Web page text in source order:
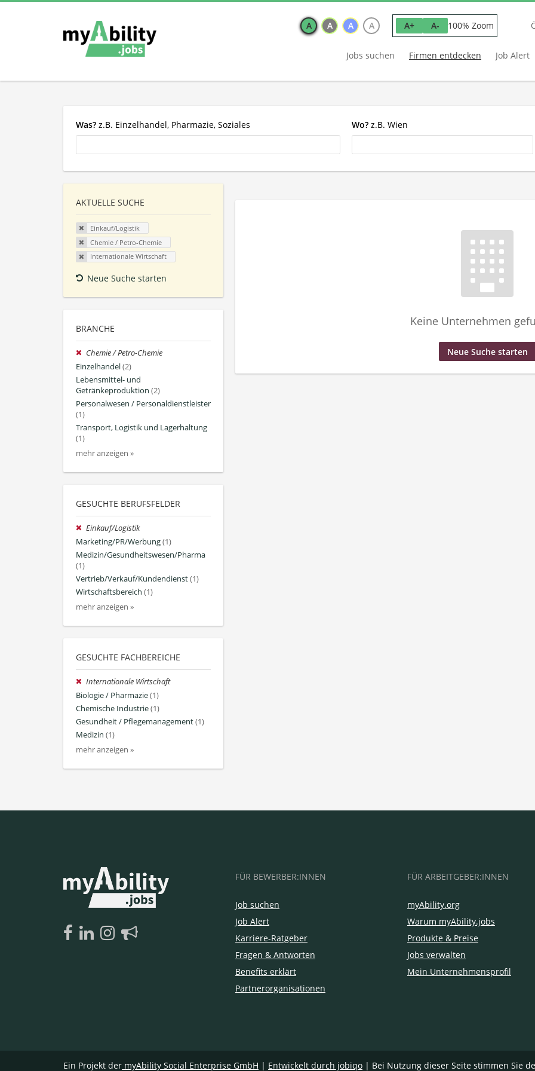
A A A A A+ A- 100% Zoom
Jobs suchen Firmen entdecken Job Alert
Was? z.B. Einzelhandel, Pharmazie, Soziales Wo? z.B. Wien
AKTUELLE SUCHE
Einkauf/Logistik
Chemie / Petro-Chemie
Internationale Wirtschaft
Neue Suche starten
BRANCHE
Chemie / Petro-Chemie
Einzelhandel(2)
Lebensmittel- und
Getränkeproduktion (2)
Personalwesen / Personaldienstleister
(1)
Transport, Logistik und Lagerhaltung
(1)
mehr anzeigen »
GESUCHTE BERUFSFELDER
Einkauf/Logistik
Marketing/PR/Werbung(1)
Medizin/Gesundheitswesen/Pharma
(1)
Vertrieb/Verkauf/Kundendienst(1)
Wirtschaftsbereich (1)
mehr anzeigen »
GESUCHTE FACHBEREICHE
Internationale Wirtschaft
Biologie / Pharmazie(1)
Chemische Industrie(1)
Gesundheit / Pflegemanagement(1)
Medizin (1)
mehr anzeigen »
Keine Unternehmen
Neue Suche starten
FÜR BEWERBER:INNEN
Job suchen
Job Alert
Karriere-Ratgeber
Fragen & Antworten
Benefits erklärt
Partnerorganisationen
FÜR ARBEITGEBER:INNEN
myAbility.org
Warum myAbility.jobs
Produkte & Preise
Jobs verwalten
Mein Unternehmensprofil
Ein Projekt der myAbility Social Enterprise GmbH | Entwickelt durch jobiqo | Bei Nutzung dieser Seite stimmen Sie